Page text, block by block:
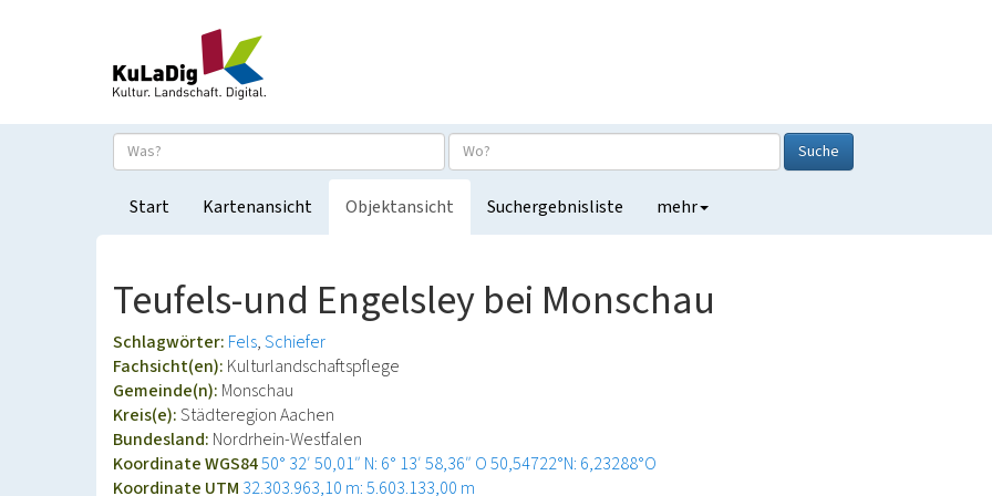
Suche
Start Kartenansicht Objektansicht Suchergebnisliste mehr
Teufels-und Engelsley bei Monschau
Schlagwörter: Fels Schiefer
Fachsicht(en): Kulturlandschaftspflege
Gemeinde(n): Monschau
Kreis(e):Städteregion Aachen
Bundesland: Nordrhein-Westfalen
Koordinate WGS8450° 32′ 50,01″ N: 6° 13′ 58,36″ O50,54722°N: 6,23288°O
Koordinate UTM 32.303.963,10 m: 5.603.133,00 m